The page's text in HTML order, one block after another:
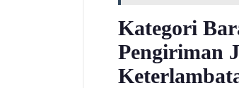
Kategori
Pengiriman